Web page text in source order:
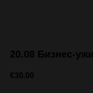
20.08 Бизнес-
€30.00